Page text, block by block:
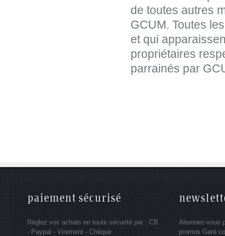
de toutes autres
GCUM. Toutes
et qui
propriétaires
parrainés par
paiement sécurisé
Réglez vos achats en toute sécurité par : CB
- Paypal - Virement - Chèque
Abonnez-vous
promos Garé